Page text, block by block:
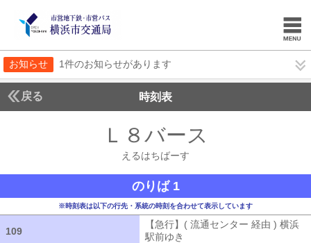
お知らせ 1件のお知らせがあります
戻る 時刻表
Ｌ８バース
えるはちばーす
のりば 1
※時刻表は以下の行先・系統の時刻を合わせて表示しています
109
【急行】( 流通センター 経由 ) 横浜
駅前ゆき